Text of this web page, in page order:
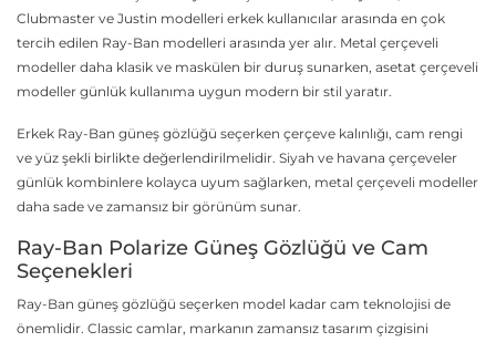
Clubmaster ve Justin modelleri erkek kullanıcılar arasında en çok
tercih edilen Ray-Ban modelleri arasında yer alır. Metal çerçeveli
modeller daha klasik ve maskülen bir duruş sunarken, asetat çerçeveli
modeller günlük kullanıma uygun modern bir stil yaratır.
Erkek Ray-Ban güneş gözlüğü seçerken çerçeve kalınlığı, cam rengi
ve yüz şekli birlikte değerlendirilmelidir. Siyah ve havana çerçeveler
günlük kombinlere kolayca uyum sağlarken, metal çerçeveli modeller
daha sade ve zamansız bir görünüm sunar.
Ray-Ban Polarize Güneş Gözlüğü ve Cam
Seçenekleri
Ray-Ban güneş gözlüğü seçerken model kadar cam teknolojisi de
önemlidir. Classic camlar, markanın zamansız tasarım çizgisini